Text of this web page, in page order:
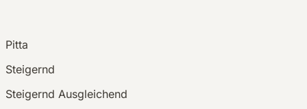
Pitta
Steigernd
Steigernd Ausgleichend